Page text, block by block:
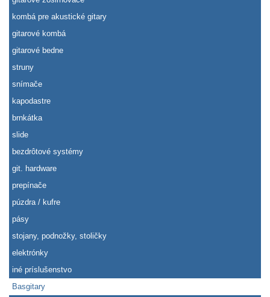
kombá pre akustické gitary
gitarové kombá
gitarové bedne
struny
snímače
kapodastre
brnkátka
slide
bezdrôtové systémy
git. hardware
prepínače
púzdra / kufre
pásy
stojany, podnožky, stoličky
elektrónky
iné príslušenstvo
Basgitary